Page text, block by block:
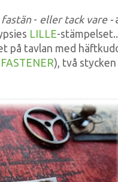
fastän - eller tack vare -
LILLE-
på tavlan med
), två